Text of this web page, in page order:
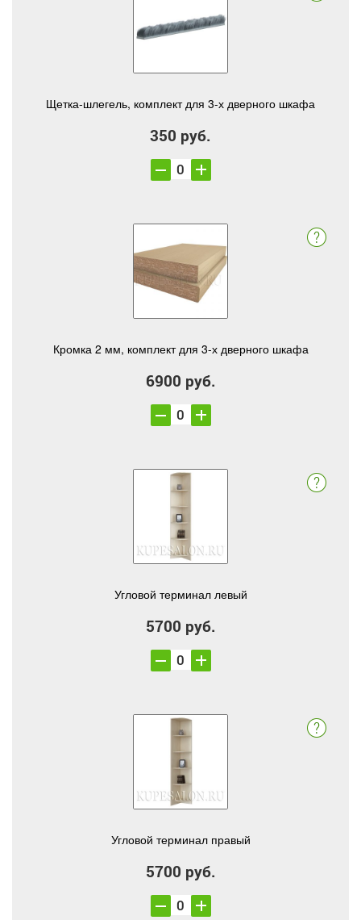
Щетка-шлегель, комплект для 3-х дверного шкафа
350 руб.
Кромка 2 мм, комплект для 3-х дверного шкафа
6900 руб.
Угловой терминал левый
5700 руб.
Угловой терминал правый
5700 руб.